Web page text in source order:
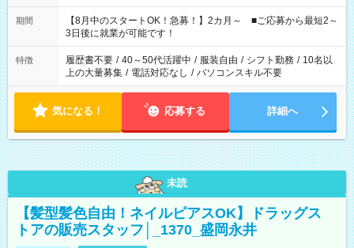
と休みを合わせたい」 「余裕を持って夕飯の準備がしたい」
「できれば残業はしたくない」 など、ご希望を教えてください
ね。 ※Wワーク希望の方へ 今ご覧のお仕事で希望する勤務時間
と、もう1つのお仕事の勤務時間。 合計で週40時間を超える場
合は応募できません。
期間
【8月中のスタートOK！急募！】2カ月～ ■ご応募から最短2～
3日後に就業が可能です！
特徴 履歴書不要 / 40～50代活躍中 / 服装自由 / シフト勤務 / 10名以
上の大量募集 / 電話対応なし / パソコンスキル不要
気になる！ 応募する 詳細へ
未読
【髪型髪色自由！ネイルピアスOK】ドラッグス
トアの販売スタッフ│_1370_盛岡永井